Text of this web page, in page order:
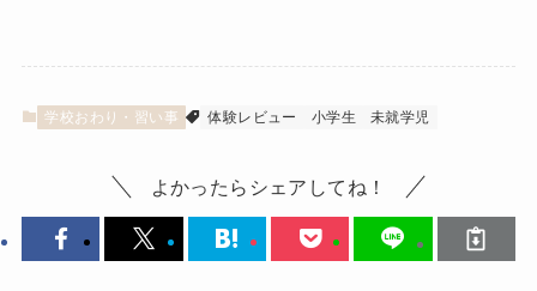
学校おわり・習い事 体験レビュー 小学生 未就学児
よかったらシェアしてね！